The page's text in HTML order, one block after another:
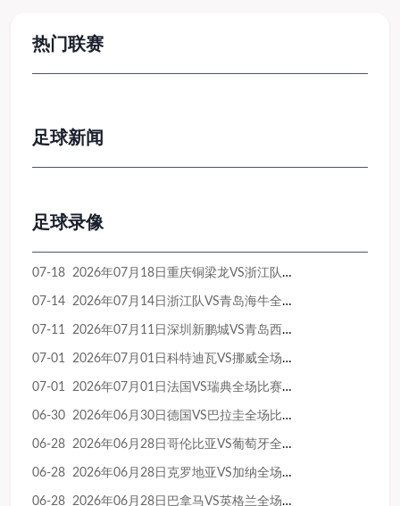
热门联赛
足球新闻
足球录像
07-18 2026年07月18日重庆铜梁龙VS浙江队全场比赛录像回放
07-14 2026年07月14日浙江队VS青岛海牛全场比赛录像回放
07-11 2026年07月11日深圳新鹏城VS青岛西海岸全场比赛录像回放
07-01 2026年07月01日科特迪瓦VS挪威全场比赛录像回放
07-01 2026年07月01日法国VS瑞典全场比赛录像回放
06-30 2026年06月30日德国VS巴拉圭全场比赛录像回放
06-28 2026年06月28日哥伦比亚VS葡萄牙全场比赛录像回放
06-28 2026年06月28日克罗地亚VS加纳全场比赛录像回放
06-28 2026年06月28日巴拿马VS英格兰全场比赛录像回放